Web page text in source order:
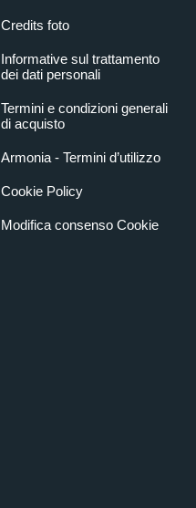
Credits foto
Informative sul trattamento
dei dati personali
Termini e condizioni generali
di acquisto
Armonia - Termini d’utilizzo
Cookie Policy
Modifica consenso Cookie